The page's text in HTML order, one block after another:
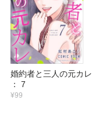
婚約者と三人の元カレ
： 7
¥99